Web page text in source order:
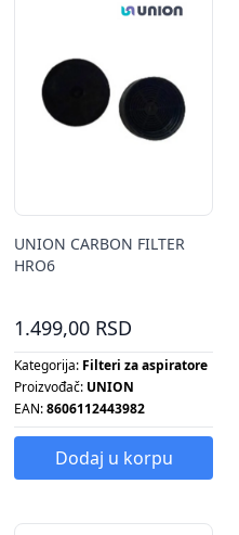
UNION CARBON FILTER
HRO6
1.499,00 RSD
Kategorija: Filteri za aspiratore
Proizvođač: UNION
EAN:8606112443982
Dodaj u korpu